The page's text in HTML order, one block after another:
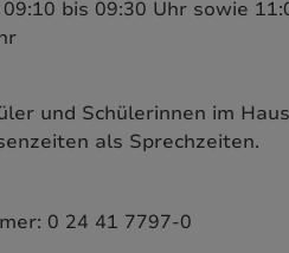
bis 09:30 Uhr sowie
und Schülerinnen im
als Sprechzeiten.
0 24 41 7797-0